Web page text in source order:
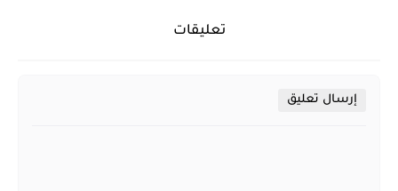
تعليقات
إرسال تعليق